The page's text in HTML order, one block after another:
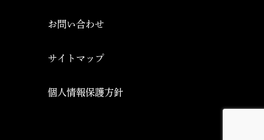
お問い合わせ
サイトマップ
個人情報保護方針